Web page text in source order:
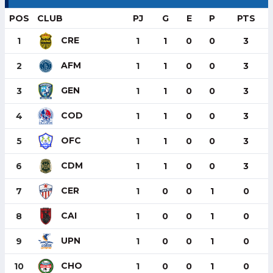
POS CLUB PJ G E P PTS
1 CRE 1 1 0 0 3
2 AFM 1 1 0 0 3
3 GEN 1 1 0 0 3
4 COD 1 1 0 0 3
5 OFC 1 1 0 0 3
6 CDM 1 1 0 0 3
7 CER 1 0 0 1 0
8 CAI 1 0 0 1 0
9 UPN 1 0 0 1 0
10 CHO 1 0 0 1 0